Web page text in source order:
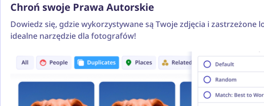
Chroń swoje Prawa Autorskie
Dowiedz się, gdzie wykorzystywane są Twoje zdjęcia i
idealne narzędzie dla fotografów!